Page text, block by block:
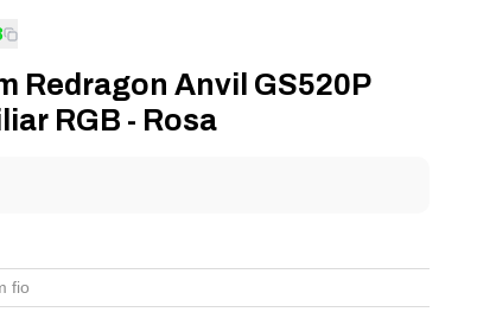
Redragon Anvil GS520P
RGB - Rosa
fio